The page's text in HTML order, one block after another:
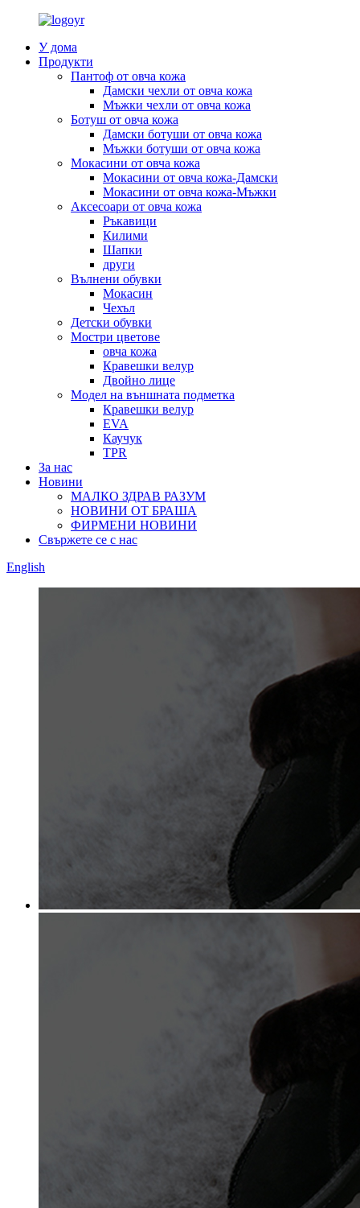
У дома
Продукти
Пантоф от овча кожа
Дамски чехли от овча кожа
Мъжки чехли от овча кожа
Ботуш от овча кожа
Дамски ботуши от овча кожа
Мъжки ботуши от овча кожа
Мокасини от овча кожа
Мокасини от овча кожа-Дамски
Мокасини от овча кожа-Мъжки
Аксесоари от овча кожа
Ръкавици
Килими
Шапки
други
Вълнени обувки
Мокасин
Чехъл
Детски обувки
Мостри цветове
овча кожа
Кравешки велур
Двойно лице
Модел на външната подметка
Кравешки велур
EVA
Каучук
TPR
За нас
Новини
МАЛКО ЗДРАВ РАЗУМ
НОВИНИ ОТ БРАША
ФИРМЕНИ НОВИНИ
Свържете се с нас
English